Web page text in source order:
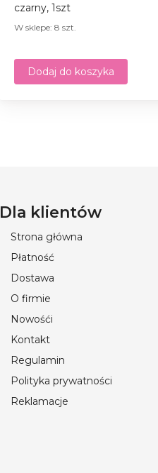
czarny, 1szt
W sklepe: 8 szt.
Dodaj do koszyka
Dla klientów
Strona główna
Płatność
Dostawa
O firmie
Nowośći
Kontakt
Regulamin
Polityka prywatności
Reklamacje